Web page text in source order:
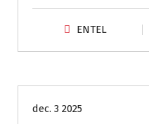
ENTEL
dec. 3 2025